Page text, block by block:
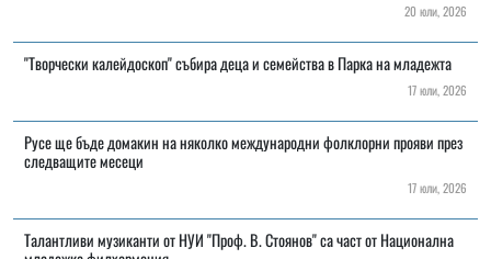
20 юли, 2026
"Творчески калейдоскоп" събира деца и семейства в Парка на младежта
17 юли, 2026
Русе ще бъде домакин на няколко международни фолклорни прояви през
следващите месеци
17 юли, 2026
Талантливи музиканти от НУИ "Проф. В. Стоянов" са част от Национална